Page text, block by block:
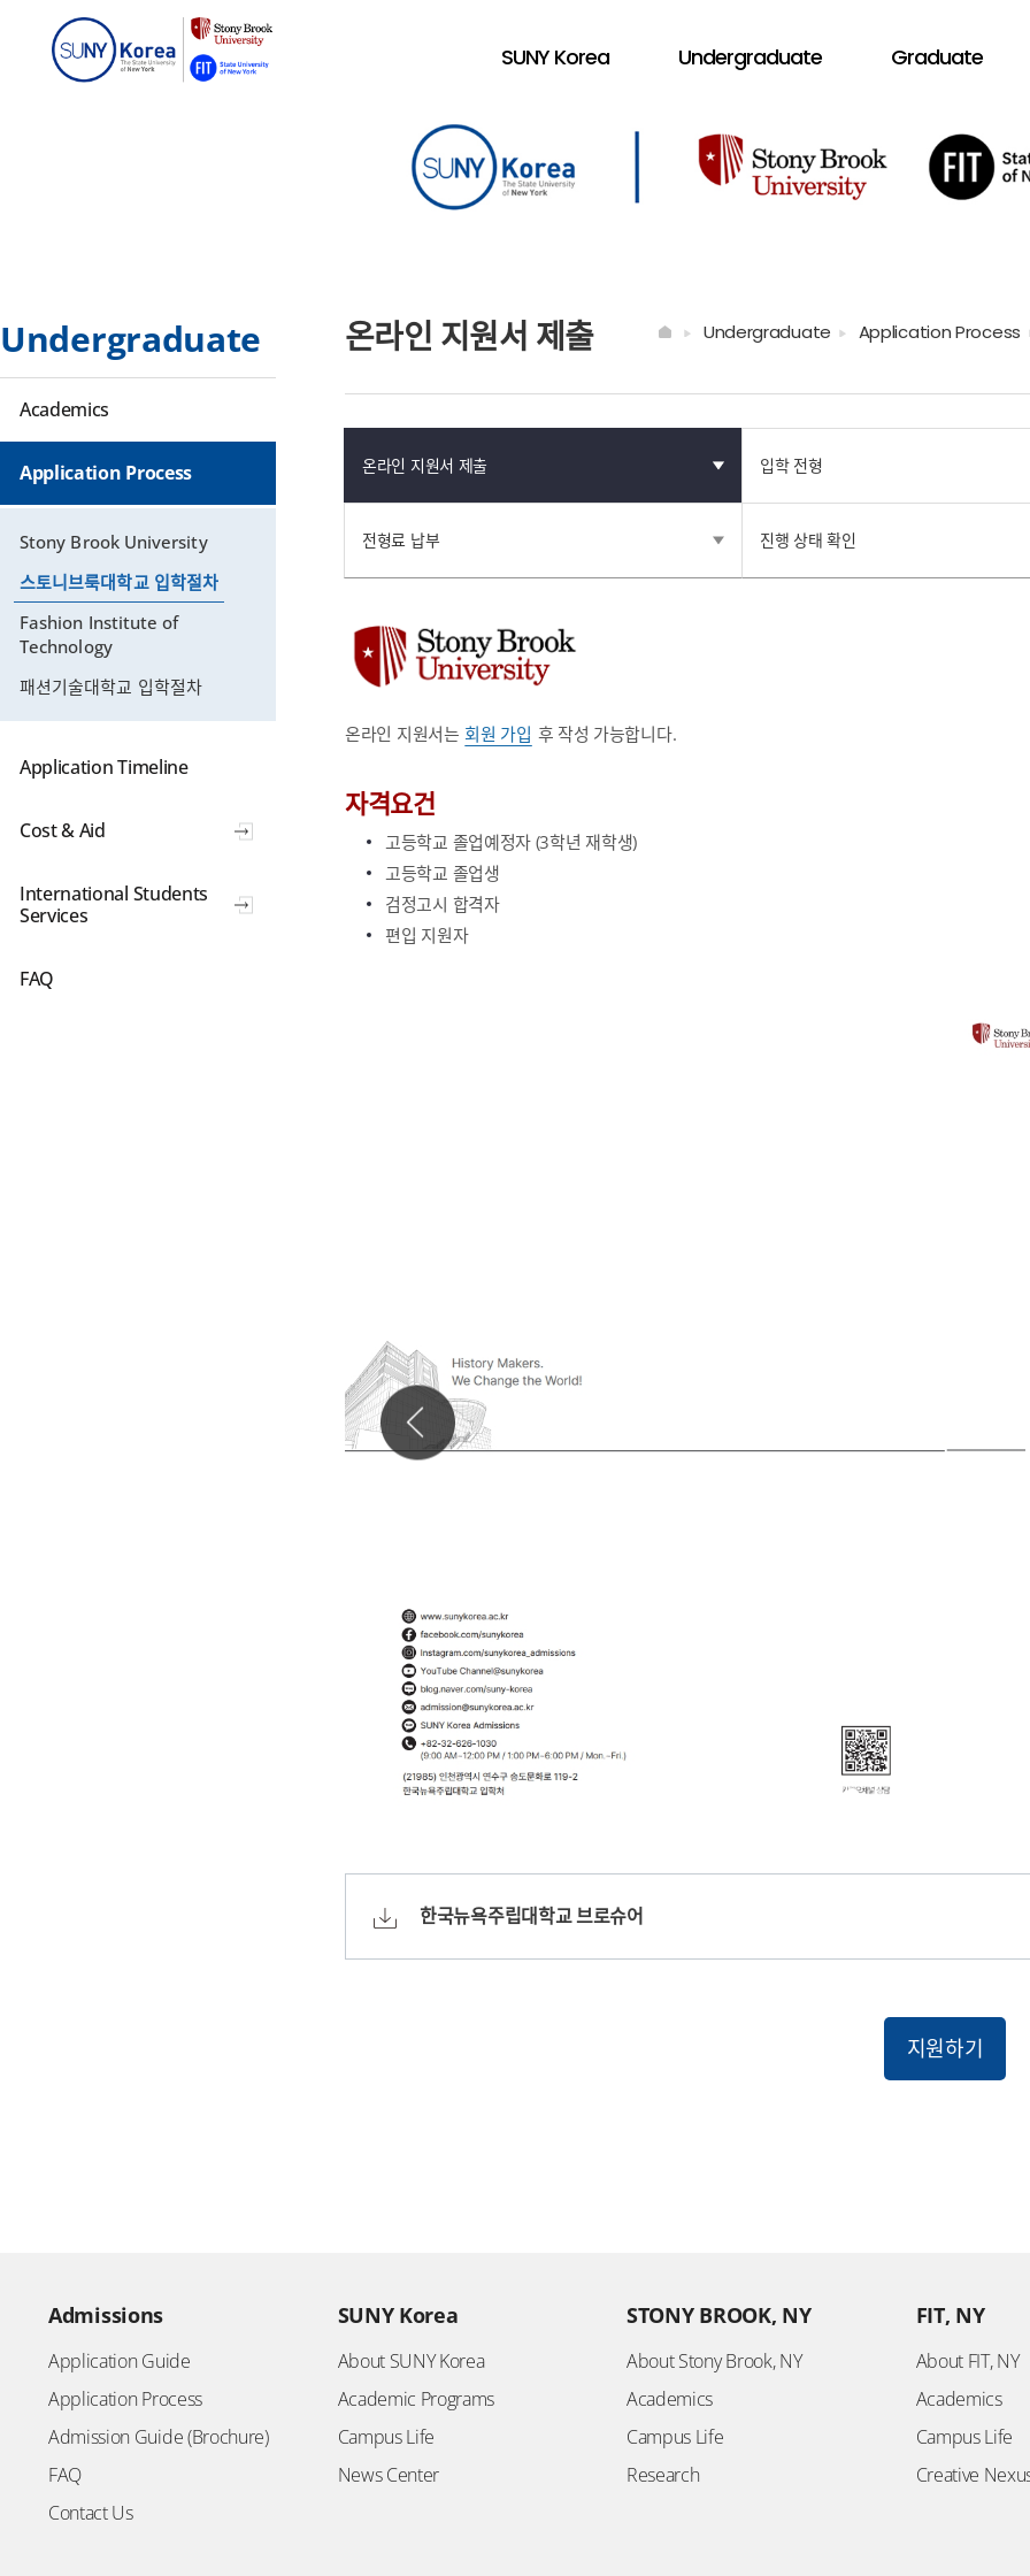
SUNY Korea Undergraduate Graduate
Undergraduate
Academics
Application Process
Stony Brook University
스토니브룩대학교 입학절차
Fashion Institute of
Technology
패션기술대학교 입학절차
Application Timeline
Cost & Aid
International Students
Services
FAQ
온라인 지원서 제출 Undergraduate Application Process
온라인 지원서 제출 입학 전형
전형료 납부 진행 상태 확인
온라인 지원서는 회원 가입 후 작성 가능합니다.
자격요건
고등학교 졸업예정자 (3학년 재학생)
고등학교 졸업생
검정고시 합격자
편입 지원자
한국뉴욕주립대학교 브로슈어
지원하기
Admissions
Application Guide
Application Process
Admission Guide (Brochure)
FAQ
Contact Us
SUNY Korea
About SUNY Korea
Academic Programs
Campus Life
News Center
STONY BROOK, NY
About Stony Brook, NY
Academics
Campus Life
Research
FIT, NY
About FIT, NY
Academics
Campus Life
Creative